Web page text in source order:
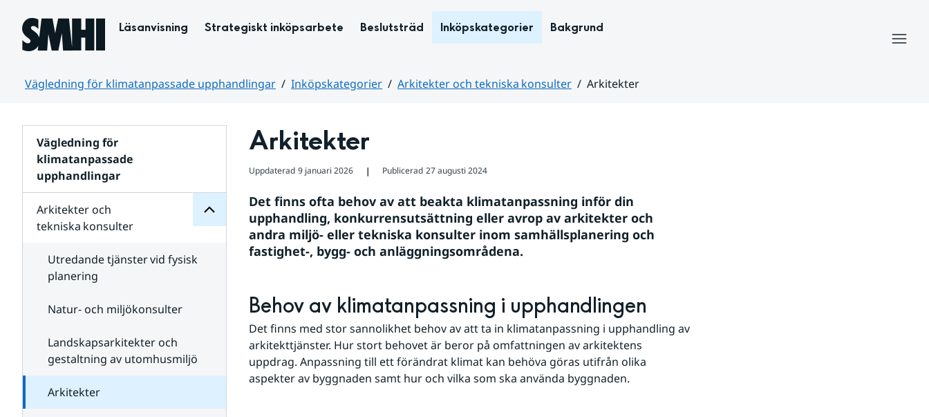
Hoppa till sidans innehåll
Läsanvisning Strategiskt inköpsarbete Beslutsträd Inköpskategorier Bakgrund
Vägledning för klimatanpassade upphandlingar Inköpskategorier Arkitekter och tekniska konsulter
Arkitekter
Vägledning för
klimatanpassade
upphandlingar
Arkitekter och
tekniska konsulter
tekniska konsulter
Utredande tjänster vid fysisk
planering
Natur- och miljökonsulter
Landskapsarkitekter och
gestaltning av utomhusmiljö
Arkitekter
Arkitekter
Uppdaterad 9 januari 2026 ❘ Publicerad 27 augusti 2024
Det finns ofta behov av att beakta klimatanpassning inför din
upphandling, konkurrensutsättning eller avrop av arkitekter och
andra miljö- eller tekniska konsulter inom samhällsplanering och
fastighet-, bygg- och anläggningsområdena.
Behov av klimatanpassning i upphandlingen
Det finns med stor sannolikhet behov av att ta in klimatanpassning i upphandling av
arkitekttjänster. Hur stort behovet är beror på omfattningen av arkitektens
uppdrag. Anpassning till ett förändrat klimat kan behöva göras utifrån olika
aspekter av byggnaden samt hur och vilka som ska använda byggnaden.